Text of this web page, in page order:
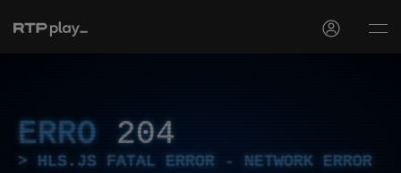
ERRO 204
HLS.JS FATAL ERROR - NETWORK ERROR